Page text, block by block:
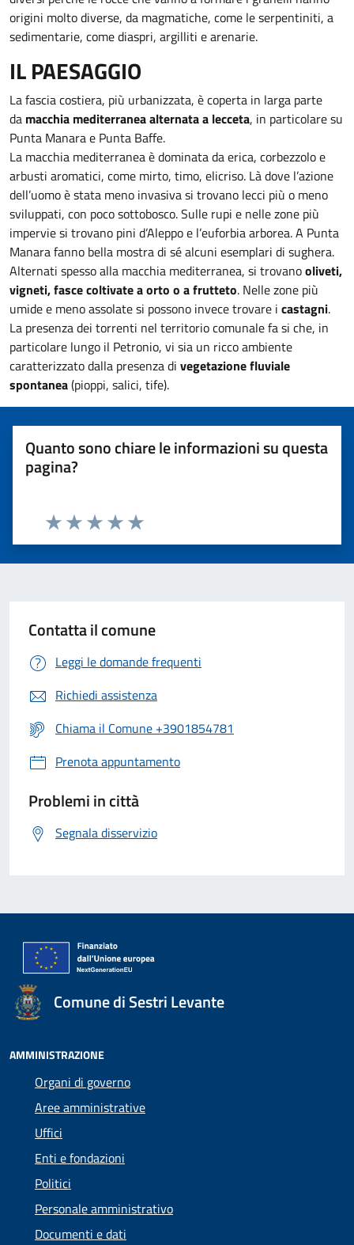
origini molto diverse, da magmatiche, come le serpentiniti, a
sedimentarie, come diaspri, argilliti e arenarie.
IL PAESAGGIO
La fascia costiera, più urbanizzata, è coperta in larga parte
da macchia mediterranea alternata a lecceta, in particolare su
Punta Manara e Punta Baffe.
La macchia mediterranea è dominata da erica, corbezzolo e
arbusti aromatici, come mirto, timo, elicriso. Là dove l’azione
dell’uomo è stata meno invasiva si trovano lecci più o meno
sviluppati, con poco sottobosco. Sulle rupi e nelle zone più
impervie si trovano pini d’Aleppo e l’euforbia arborea. A Punta
Manara fanno bella mostra di sé alcuni esemplari di sughera.
Alternati spesso alla macchia mediterranea, si trovanooliveti,
vigneti, fasce coltivate a orto o a frutteto. Nelle zone più
umide e meno assolate si possono invece trovare i castagni.
La presenza dei torrenti nel territorio comunale fa si che, in
particolare lungo il Petronio, vi sia un ricco ambiente
caratterizzato dalla presenza di vegetazione fluviale
spontanea(pioppi, salici, tife).
Quanto sono chiare le informazioni su questa
pagina?
Valuta 5 stelle su 5
Valuta 4 stelle su 5
Valuta 3 stelle su 5
Valuta 2 stelle su 5
Valuta 1 stelle su 5
Contatta il comune
Leggi le domande frequenti
Richiedi assistenza
Chiama il Comune +3901854781
Prenota appuntamento
Problemi in città
Segnala disservizio
Comune di Sestri Levante
AMMINISTRAZIONE
Organi di governo
Aree amministrative
Uffici
Enti e fondazioni
Politici
Personale amministrativo
Documenti e dati